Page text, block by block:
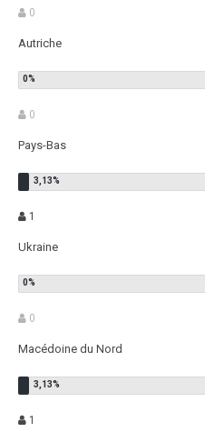
0
Autriche
0
Pays-Bas
1
Ukraine
0
Macédoine du Nord
1